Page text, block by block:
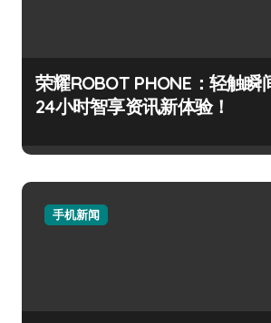
荣耀ROBOT PHONE：轻触瞬
24小时智享资讯新体验！
手机新闻